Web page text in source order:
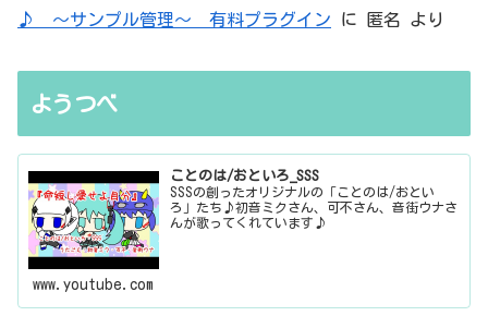
♪ ～サンプル管理～ 有料プラグイン に 匿名 より
ようつべ
ことのは/おといろ_SSS
SSSの創ったオリジナルの「ことのは/おとい
ろ」たち♪初音ミクさん、可不さん、音街ウナさ
んが歌ってくれています♪
www.youtube.com